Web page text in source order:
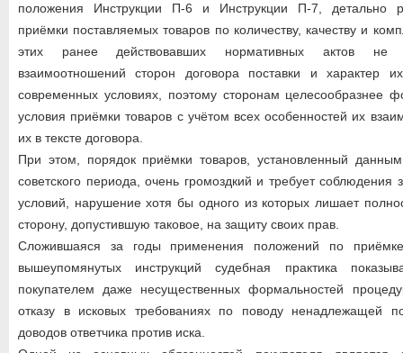
положения Инструкции П-6 и Инструкции П-7, детально
приёмки поставляемых товаров по количеству, качеству и
этих ранее действовавших нормативных актов не
взаимоотношений сторон договора поставки и характер
современных условиях, поэтому сторонам целесообразнее
условия приёмки товаров с учётом всех особенностей их
их в тексте договора.
При этом, порядок приёмки товаров, установленный
советского периода, очень громоздкий и требует соблюдения
условий, нарушение хотя бы одного из которых лишает
сторону, допустившую таковое, на защиту своих прав.
Сложившаяся за годы применения положений по приёмке
вышеупомянутых инструкций судебная практика
покупателем даже несущественных формальностей
отказу в исковых требованиях по поводу ненадлежащей
доводов ответчика против иска.